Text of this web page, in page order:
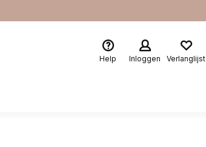
Help Inloggen Verlanglijst